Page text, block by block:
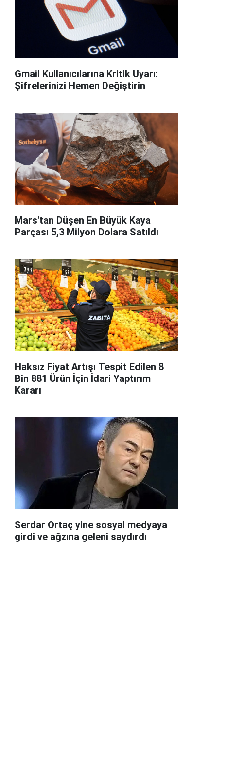
Gmail Kullanıcılarına Kritik Uyarı:
Şifrelerinizi Hemen Değiştirin
Mars'tan Düşen En Büyük Kaya
Parçası 5,3 Milyon Dolara Satıldı
Haksız Fiyat Artışı Tespit Edilen 8
Bin 881 Ürün İçin İdari Yaptırım
Kararı
Serdar Ortaç yine sosyal medyaya
girdi ve ağzına geleni saydırdı